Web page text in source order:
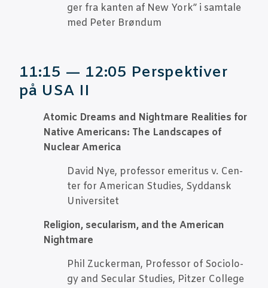
ger fra kan­ten af New York” i sam­ta­le
med Peter Brøndum
11:15 — 12:05 Per­spek­ti­ver
på USA II
Ato­mic Dreams and Nigh­t­ma­re Rea­li­ties for
Nati­ve Ame­ri­cans: The Landsca­pes of
Nuclear America
David Nye, pro­fes­sor eme­ri­tus v. Cen­
ter for Ame­ri­can Stu­di­es, Syd­dansk
Universitet
Reli­gion, secu­la­rism, and the Ame­ri­can
Nightmare
Phil Zuck­er­man, Pro­fes­sor of Socio­lo­
gy and Secu­lar Stu­di­es, Pitzer College